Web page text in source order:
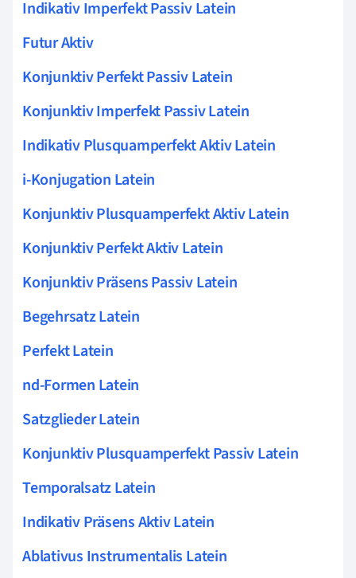
Indikativ Imperfekt Passiv Latein
Futur Aktiv
Konjunktiv Perfekt Passiv Latein
Konjunktiv Imperfekt Passiv Latein
Indikativ Plusquamperfekt Aktiv Latein
i-Konjugation Latein
Konjunktiv Plusquamperfekt Aktiv Latein
Konjunktiv Perfekt Aktiv Latein
Konjunktiv Präsens Passiv Latein
Begehrsatz Latein
Perfekt Latein
nd-Formen Latein
Satzglieder Latein
Konjunktiv Plusquamperfekt Passiv Latein
Temporalsatz Latein
Indikativ Präsens Aktiv Latein
Ablativus Instrumentalis Latein